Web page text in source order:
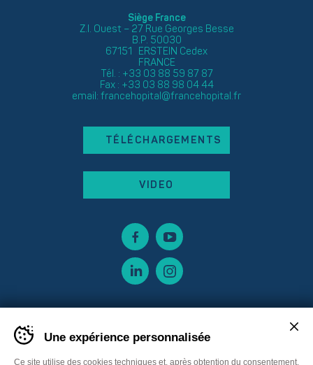
Siège France
Z.I. Ouest – 27 Rue Georges Besse
B.P. 50030
67151 ERSTEIN Cedex
FRANCE
Tél. : +33 03 88 59 87 87
Fax : +33 03 88 98 04 44
email: francehopital@francehopital.fr
TÉLÉCHARGEMENTS
VIDEO
Une expérience personnalisée
Ce site utilise des cookies techniques et, après obtention du consentement,